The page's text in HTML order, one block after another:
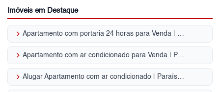
Imóveis em Destaque
keyboard_arrow_right Apartamento com portaria 24 horas para Venda | Paraíso (Zona Sul)
keyboard_arrow_right Apartamento com ar condicionado para Venda | Paraíso (Zona Sul)
keyboard_arrow_right Alugar Apartamento com ar condicionado | Paraíso (Zona Sul)